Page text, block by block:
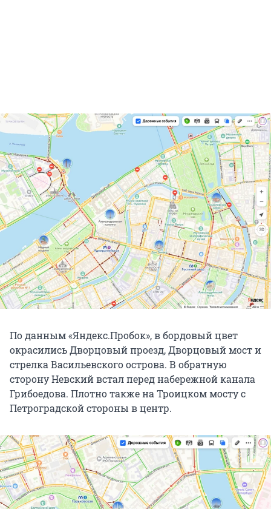
По данным «Яндекс.Пробок», в бордовый цвет
окрасились Дворцовый проезд, Дворцовый мост и
стрелка Васильевского острова. В обратную
сторону Невский встал перед набережной канала
Грибоедова. Плотно также на Троицком мосту с
Петроградской стороны в центр.